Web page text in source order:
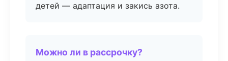
детей — адаптация и закись азота.
Можно ли в рассрочку?